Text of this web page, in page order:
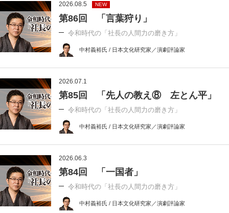
2026.08.5 NEW
第86回 「言葉狩り」
令和時代の「社長の人間力の磨き方」
中村義裕氏 / 日本文化研究家／演劇評論家
2026.07.1
第85回 「先人の教え⑧ 左とん平」
令和時代の「社長の人間力の磨き方」
中村義裕氏 / 日本文化研究家／演劇評論家
2026.06.3
第84回 「一国者」
令和時代の「社長の人間力の磨き方」
中村義裕氏 / 日本文化研究家／演劇評論家